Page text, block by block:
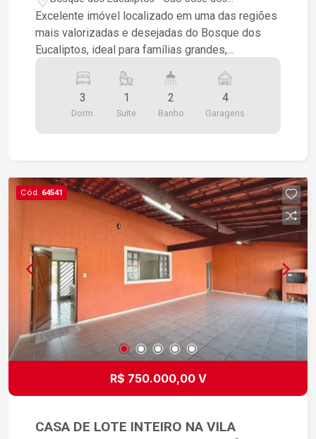
Campos/SP
Excelente imóvel localizado em uma das regiões
mais valorizadas e desejadas do Bosque dos
Eucaliptos, ideal para famílias grandes,
com locação. ? Casa Principal: ? 3 dormitórios,
sendo 1 suíte ? Sala ampla e aconchegante ?
Cozinha espaçosa ? 1 banheiro social ?
depósito ? Edícula Sobradada com Entrada
Privativa: ? 1 dormitório ? Sala ? Cozinha ? 1
banheiro ? Total independência da casa principal
? Localização privilegiada no Bosque dos
Eucaliptos, próximo a escolas, supermercados,
farmácias, comércio e com fácil acesso às
principais vias da cidade. ? Excelente
oportunidade para quem procura um imóvel
completo, com espaço para toda a família e
potencial para geração de renda. ? Entre em
contato agora mesmo e agende sua visita. Não
perca essa oportunidade!
3
Dorm.
1
Suite
2
Banho
4
Garagens
Cód. 64541
R$ 750.000,00 V
CASA DE LOTE INTEIRO NA VILA